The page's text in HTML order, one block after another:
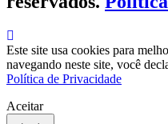
Este site usa cookies para
navegando neste site, você
Política de Privacidade
Aceitar